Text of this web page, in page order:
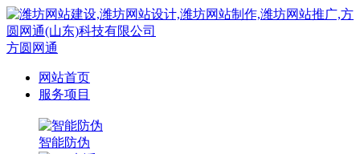
方圆网通
网站首页
服务项目
智能防伪